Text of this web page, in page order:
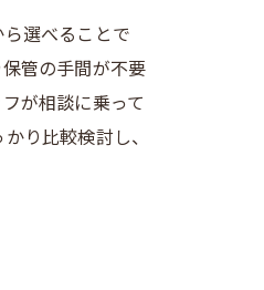
選べることで
管の手間が不要
が相談に乗って
り比較検討し、